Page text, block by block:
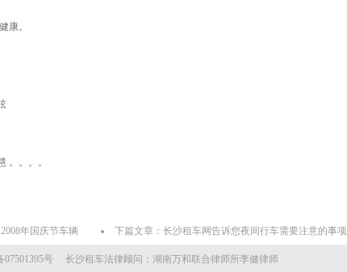
康。
。。。。
年国庆节车辆 下篇文章： 长沙租车网告诉您夜间行车需要注意的事项
07501395号 长沙租车法律顾问：湖南万和联合律师所李健律师